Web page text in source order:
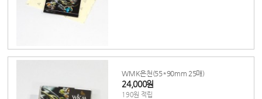
WMK은천(55*90mm 25매)
24,000원
190원 적립